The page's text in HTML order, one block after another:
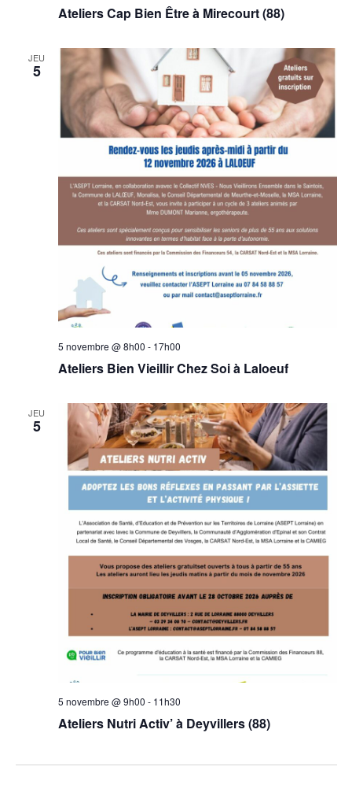
Ateliers Cap Bien Être à Mirecourt (88)
JEU
5
Ateliers Bien Vieillir Chez Soi à Laloeuf
5 novembre @ 8h00 - 17h00
JEU
5
Ateliers Nutri Activ’ à Deyvillers (88)
5 novembre @ 9h00 - 11h30